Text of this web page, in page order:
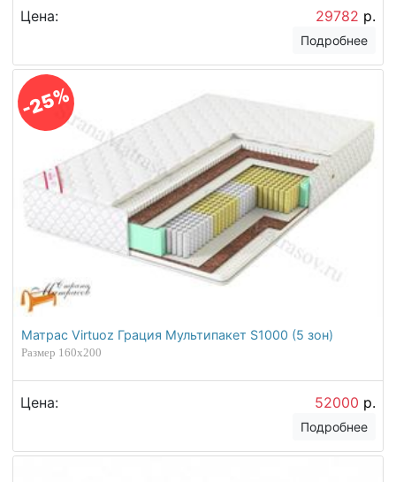
Цена: 29782 р.
Подробнее
-25%
Матрас Virtuoz Грация Мультипакет S1000 (5 зон)
Размер 160х200
Цена: 52000 р.
Подробнее